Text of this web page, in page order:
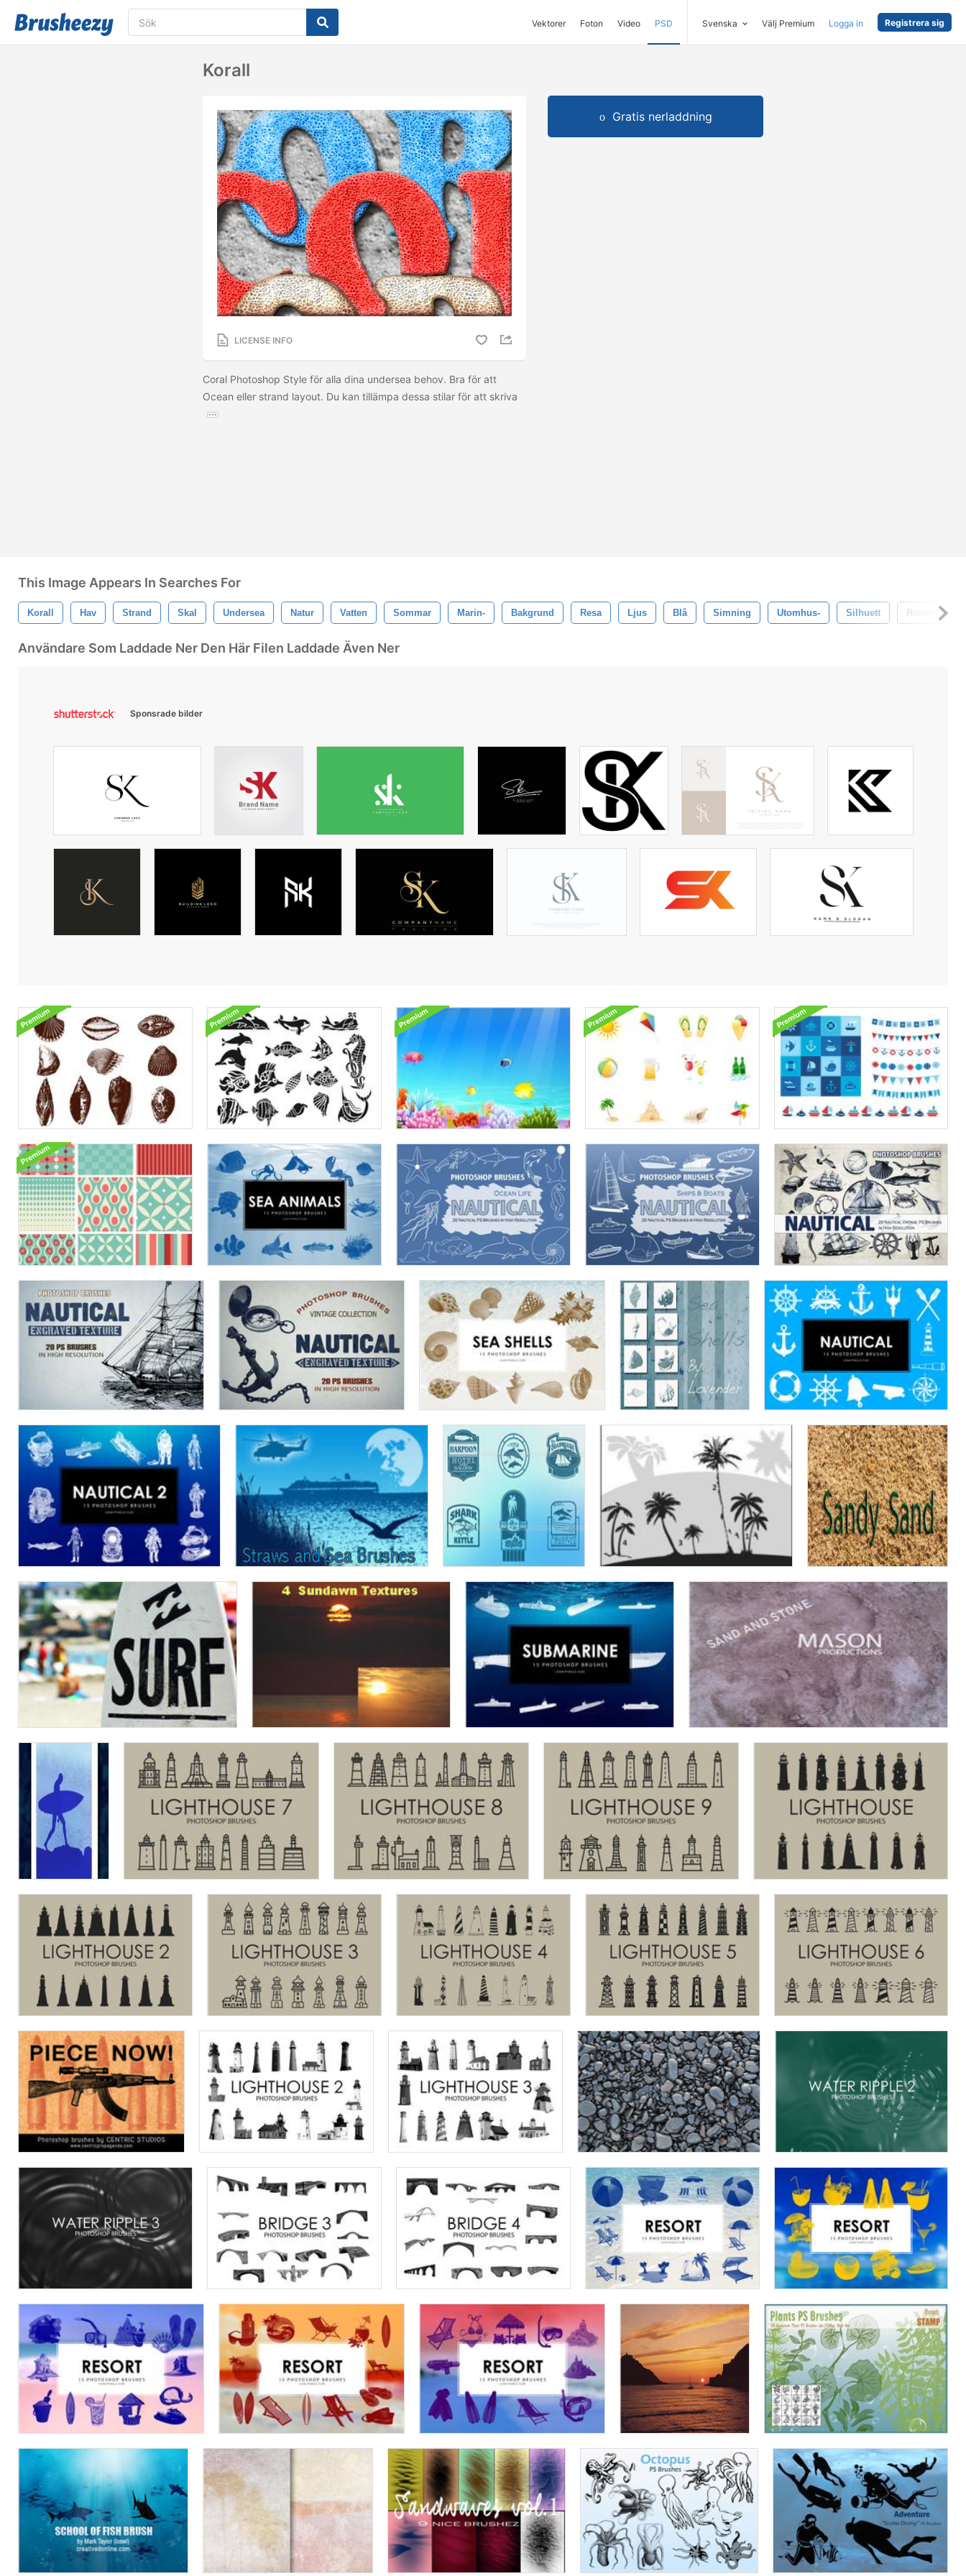
Vektorer Foton Video PSD Svenska Välj Premium Logga in Registrera sig
Korall
LICENSE INFO
Coral Photoshop Style för alla dina undersea behov. Bra för att
Ocean eller strand layout. Du kan tillämpa dessa stilar för att skriva
Gratis nerladdning
This Image Appears In Searches For
Korall Hav Strand Skal Undersea Natur Vatten Sommar Marin- Bakgrund Resa Ljus Blå Simning Utomhus- Silhuett Ritning
Användare Som Laddade Ner Den Här Filen Laddade Även Ner
Sponsrade bilder